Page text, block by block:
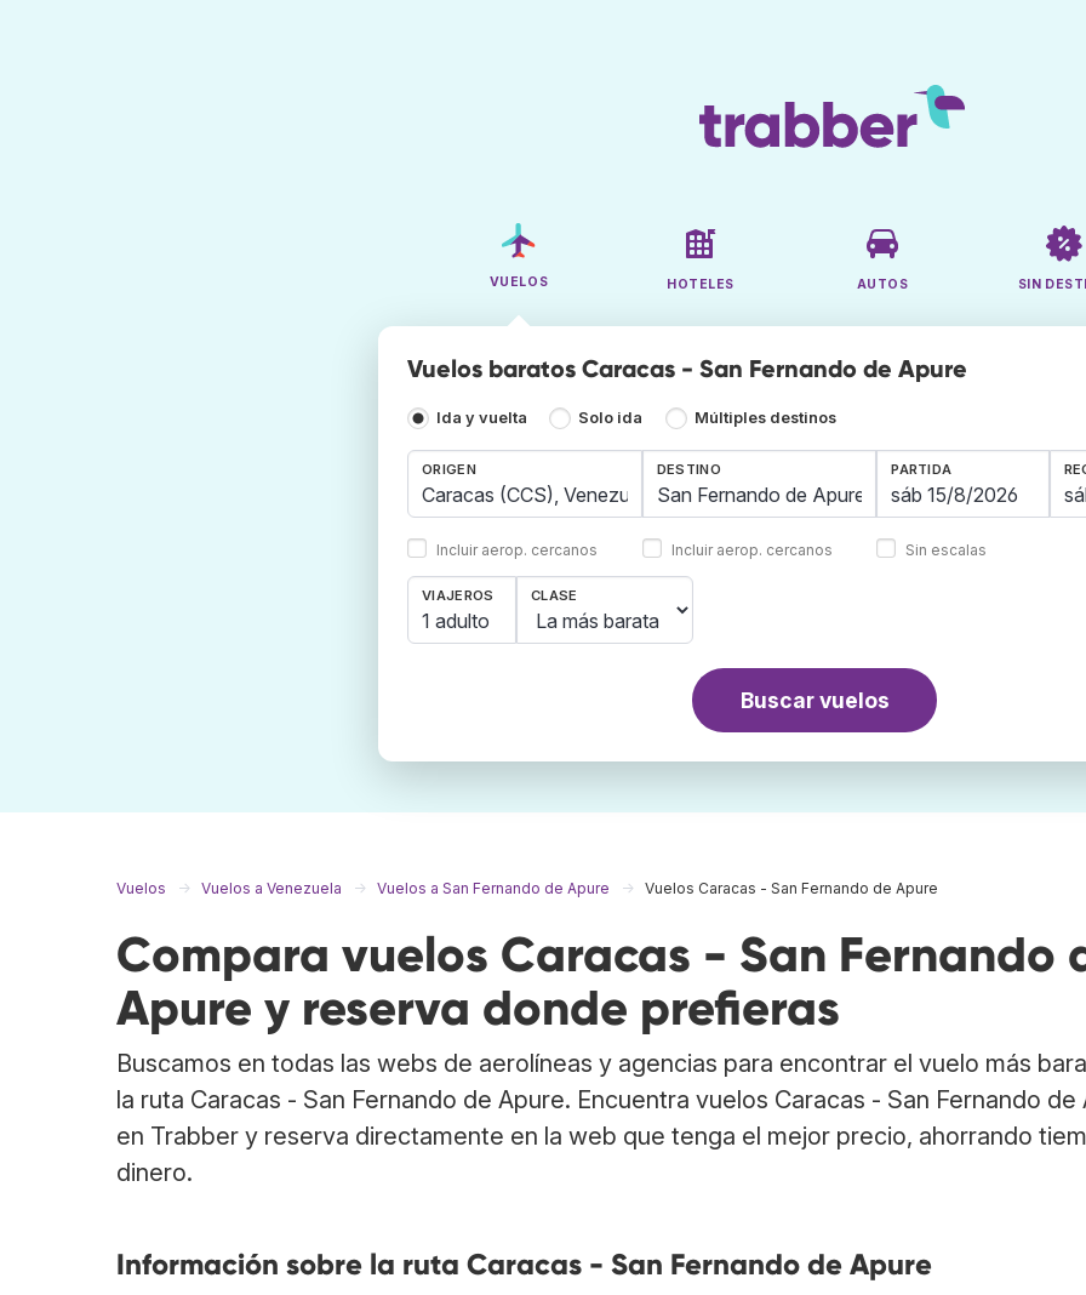
VUELOS HOTELES AUTOS SIN
Vuelos baratos Caracas - San Fernando de Apure
Ida y vuelta Solo ida Múltiples destinos
ORIGEN
Incluir aerop. cercanos
DESTINO
Incluir aerop. cercanos
PARTIDA
Sin escalas
VIAJEROS
1 adulto
CLASE
Buscar vuelos
Vuelos Vuelos a Venezuela Vuelos a San Fernando de Apure Vuelos Caracas - San Fernando de Apure
Compara vuelos Caracas - San Fernando
Apure y reserva donde prefieras
Buscamos en todas las webs de aerolíneas y agencias para encontrar el vuelo más
la ruta Caracas - San Fernando de Apure. Encuentra vuelos Caracas - San Fernando de
en Trabber y reserva directamente en la web que tenga el mejor precio, ahorrando
dinero.
Información sobre la ruta Caracas - San Fernando de Apure